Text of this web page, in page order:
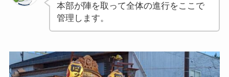
本部が陣を取って全体の進行をここで
管理します。